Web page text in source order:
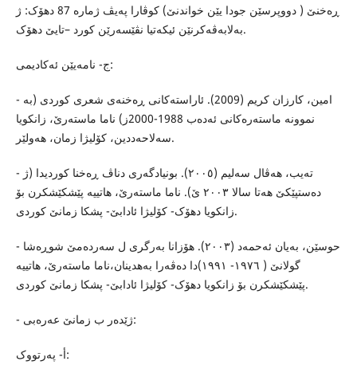
ڕەخنێ ( دووپرسێن جودا یێن خواندنێ) کوڤارا پەیڤ ژمارە 87 دهۆک: ژ
بەلابەڤەکرنێن ئیکەتیا نڤێسەرێن کورد –تایێ دهۆک.
ج- نامەیێن ئەکادیمى:
- امين، كارزان كريم (2009). ئاراستەکانى ڕەخنەى شعرى کوردى (بە
نموونە ماستەرەکانى ئەدەب 1988-2000ز) ناما ماستەرێ، زانکویا
سەلاحەددین، کۆلیژا زمان، هەولێر.
- تەیب، هەڤال سەلیم (٢٠٠٥). بونیادگەرى دناڤ ڕەخنا کوردیدا (ژ
دەستپێکێ هەتا سالا ٢٠٠٣ ێ). ناما ماستەرێ، هاتییە پێشکێشکرن بۆ
زانکویا دهۆک- کۆلیژا ئادابێ- پشکا زمانێ کوردى.
- حوسێن، بەیان ئەحمەد (٢٠٠٣). هۆزانا بەرگرى ل سەردەمێ شوڕەشا
گولانێ ( ١٩٧٦- ١٩٩١)دا دەڤەرا بەهدینان،ناما ماستەرێ، هاتییە
پێشکێشکرن بۆ زانکویا دهۆک- کۆلیژا ئادابێ- پشکا زمانێ کوردى.
- ژێدەر ب زمانێ عەرەبى:
أ- پەرتووک: